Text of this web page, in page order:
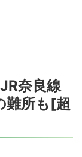
奈良線
難所も[超